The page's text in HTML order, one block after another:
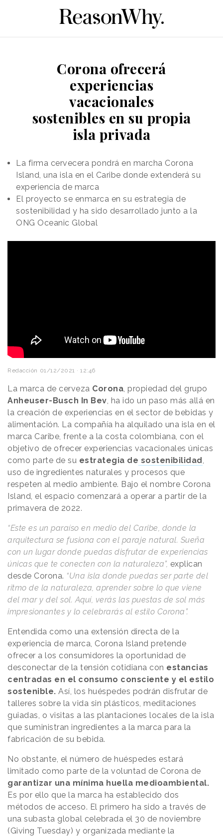
Corona ofrecerá
experiencias
vacacionales
sostenibles en su propia
isla privada
La firma cervecera pondrá en marcha Corona
Island, una isla en el Caribe donde extenderá su
experiencia de marca
El proyecto se enmarca en su estrategia de
sostenibilidad y ha sido desarrollado junto a la
ONG Oceanic Global
Redacción 01/12/2021 · 12:46
La marca de cerveza Corona, propiedad del grupo
Anheuser-Busch In Bev, ha ido un paso más allá en
la creación de experiencias en el sector de bebidas y
alimentación. La compañía ha alquilado una isla en el
marca Caribe, frente a la costa colombiana, con el
objetivo de ofrecer experiencias vacacionales únicas
como parte de su estrategia de sostenibilidad,
uso de ingredientes naturales y procesos que
respeten al medio ambiente. Bajo el nombre Corona
Island, el espacio comenzará a operar a partir de la
primavera de 2022.
“Este es un paraíso en medio del Caribe, donde la
arquitectura se fusiona con el paraje natural. Sueña
con un lugar donde puedas disfrutar de experiencias
únicas que te conecten con la naturaleza”, explican
desde Corona. “Una isla donde puedas ser parte del
ritmo de la naturaleza, aprender sobre lo que viene
del mar y del sol. Aquí, verás las puestas de sol más
impresionantes y lo celebrarás al estilo Corona ”.
Entendida como una extensión directa de la
experiencia de marca, Corona Island pretende
ofrecer a los consumidores la oportunidad de
desconectar de la tensión cotidiana con estancias
centradas en el consumo consciente y el estilo
sostenible. Así, los huéspedes podrán disfrutar de
talleres sobre la vida sin plásticos, meditaciones
guiadas, o visitas a las plantaciones locales de la isla
que suministran ingredientes a la marca para la
fabricación de su bebida.
No obstante, el número de huéspedes estará
limitado como parte de la voluntad de Corona de
garantizar una mínima huella medioambiental.
Es por ello que la marca ha establecido dos
métodos de acceso. El primero ha sido a través de
una subasta global celebrada el 30 de noviembre
(Giving Tuesday) y organizada mediante la